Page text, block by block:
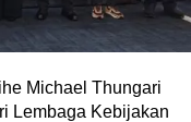
Michael Thungari
Lembaga Kebijakan